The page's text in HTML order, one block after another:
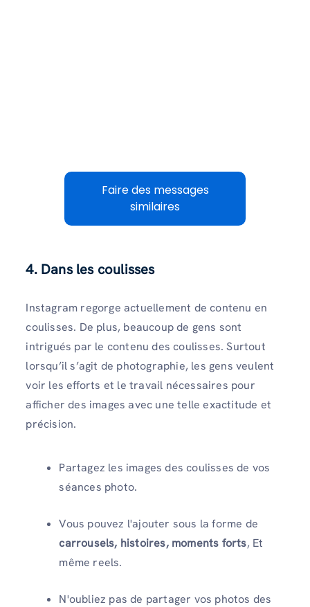
Faire des messages
similaires
4. Dans les coulisses
Instagram regorge actuellement de contenu en
coulisses. De plus, beaucoup de gens sont
intrigués par le contenu des coulisses. Surtout
lorsqu’il s’agit de photographie, les gens veulent
voir les efforts et le travail nécessaires pour
afficher des images avec une telle exactitude et
précision.
Partagez les images des coulisses de vos
séances photo.
Vous pouvez l'ajouter sous la forme de
carrousels, histoires, moments forts, Et
même reels.
N'oubliez pas de partager vos photos des